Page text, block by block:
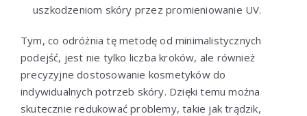
uszkodzeniom skóry przez promieniowanie UV.
Tym, co odróżnia tę metodę od minimalistycznych
podejść, jest nie tylko liczba kroków, ale również
precyzyjne dostosowanie kosmetyków do
indywidualnych potrzeb skóry. Dzięki temu można
skutecznie redukować problemy, takie jak trądzik,